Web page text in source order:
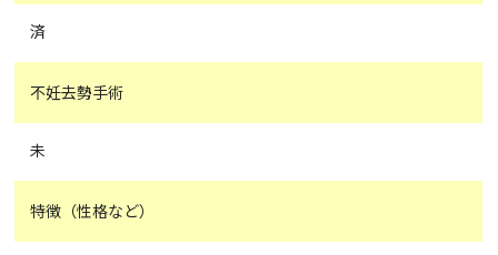
済
不妊去勢手術
未
特徴（性格など）